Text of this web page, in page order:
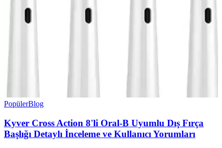
PopülerBlog
Kyver Cross Action 8'li Oral-B Uyumlu Dış Fırça
Başlığı Detaylı İnceleme ve Kullanıcı Yorumları